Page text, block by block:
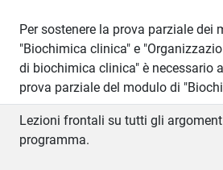
Per sostenere la prova parziale dei
"Biochimica clinica" e
di biochimica clinica" è necessario
prova parziale del modulo di
Lezioni frontali su tutti gli
programma.